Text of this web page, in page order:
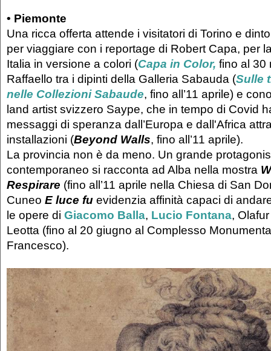
• Piemonte
Una ricca offerta attende i visitatori di Torino e
per viaggiare con i reportage di Robert Capa, per
Italia in versione a colori (Capa in Color, fino al 30
Raffaello tra i dipinti della Galleria Sabauda (Sulle
nelle Collezioni Sabaude, fino all’11 aprile) e
land artist svizzero Saype, che in tempo di Covid
messaggi di speranza dall’Europa e dall'Africa
installazioni (Beyond Walls, fino all’11 aprile).
La provincia non è da meno. Un grande
contemporaneo si racconta ad Alba nella mostra
Respirare (fino all’11 aprile nella Chiesa di San
Cuneo E luce fu evidenzia affinità capaci di
le opere di Giacomo Balla, Lucio Fontana,
Leotta (fino al 20 giugno al Complesso
Francesco).